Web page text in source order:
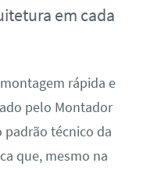
em cada
rápida e
pelo Montador
padrão técnico da
que, mesmo na